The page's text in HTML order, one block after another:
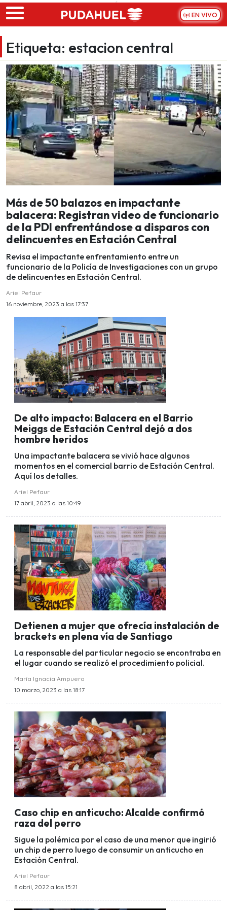
Skip to main content
EN VIVO
Etiqueta: estacion central
Más de 50 balazos en impactante
balacera: Registran video de funcionario
de la PDI enfrentándose a disparos con
delincuentes en Estación Central
Revisa el impactante enfrentamiento entre un
funcionario de la Policía de Investigaciones con un grupo
de delincuentes en Estación Central.
Ariel Pefaur
16 noviembre, 2023 a las 17:37
De alto impacto: Balacera en el Barrio
Meiggs de Estación Central dejó a dos
hombre heridos
Una impactante balacera se vivió hace algunos
momentos en el comercial barrio de Estación Central.
Aquí los detalles.
Ariel Pefaur
17 abril, 2023 a las 10:49
Detienen a mujer que ofrecía instalación de
brackets en plena vía de Santiago
La responsable del particular negocio se encontraba en
el lugar cuando se realizó el procedimiento policial.
María Ignacia Ampuero
10 marzo, 2023 a las 18:17
Caso chip en anticucho: Alcalde confirmó
raza del perro
Sigue la polémica por el caso de una menor que ingirió
un chip de perro luego de consumir un anticucho en
Estación Central.
Ariel Pefaur
8 abril, 2022 a las 15:21